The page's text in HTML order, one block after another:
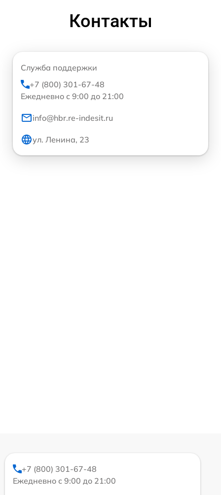
Контакты
Служба поддержки
+7 (800) 301-67-48
Ежедневно с 9:00 до 21:00
info@hbr.re-indesit.ru
ул. Ленина, 23
+7 (800) 301-67-48
Ежедневно с 9:00 до 21:00